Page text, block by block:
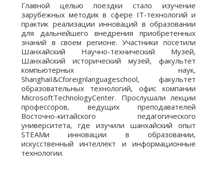
Главной целью поездки стало изучение
зарубежных методик в сфере IT-технологий и
практик реализации инноваций в образовании
для дальнейшего внедрения приобретенных
знаний в своем регионе. Участники посетили
Шанхайский Научно-технический Музей,
Шанхайский исторический музей, факультет
компьютерных наук,
ShanghaiI&Cforeignlanguageschool, факультет
образовательных технологий, офис компании
MicrosoftTechnologyCenter. Прослушали лекции
профессоров, ведущих преподавателей
Восточно-китайского педагогического
университета, где изучили шанхайский опыт
STEAMи инновации в образовании,
искусственный интеллект и информационные
технологии.